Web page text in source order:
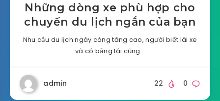
Những dòng xe phù hợp cho
chuyến du lịch ngắn của bạn
Nhu cầu du lịch ngày càng tăng cao, người biết lái xe
và có bằng lái cũng…
admin 0
22